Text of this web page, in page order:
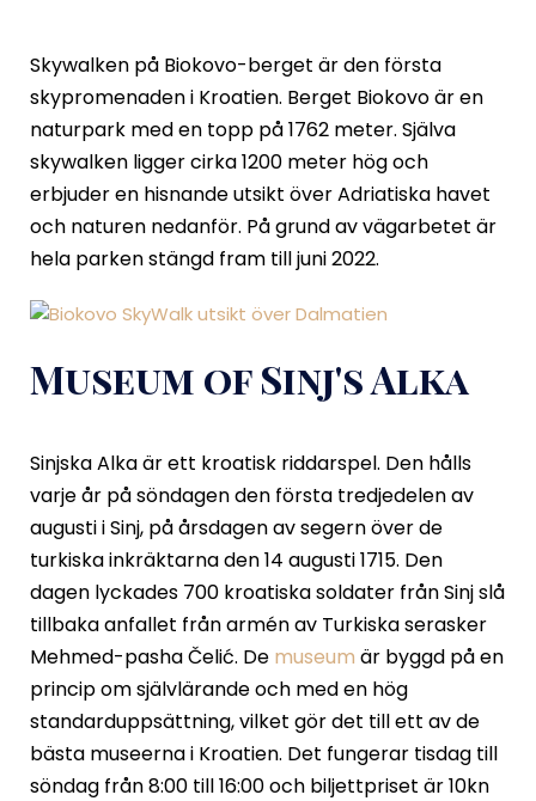
Skywalken på Biokovo-berget är den första
skypromenaden i Kroatien. Berget Biokovo är en
naturpark med en topp på 1762 meter. Själva
skywalken ligger cirka 1200 meter hög och
erbjuder en hisnande utsikt över Adriatiska havet
och naturen nedanför. På grund av vägarbetet är
hela parken stängd fram till juni 2022.
Museum of Sinj's Alka
Sinjska Alka är ett kroatisk riddarspel. Den hålls
varje år på söndagen den första tredjedelen av
augusti i Sinj, på årsdagen av segern över de
turkiska inkräktarna den 14 augusti 1715. Den
dagen lyckades 700 kroatiska soldater från Sinj slå
tillbaka anfallet från armén av Turkiska serasker
Mehmed-pasha Čelić. De museum är byggd på en
princip om självlärande och med en hög
standarduppsättning, vilket gör det till ett av de
bästa museerna i Kroatien. Det fungerar tisdag till
söndag från 8:00 till 16:00 och biljettpriset är 10kn